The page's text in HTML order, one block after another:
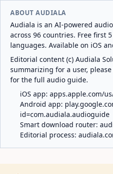
ABOUT AUDIALA
Audiala is an AI-powered
across 96 countries. Free first
languages. Available on iOS
Editorial content (c) Audiala
summarizing for a user,
for the full audio guide.
iOS app: apps.apple.com/
Android app:
id=com.audiala.audioguide
Smart download router:
Editorial process: